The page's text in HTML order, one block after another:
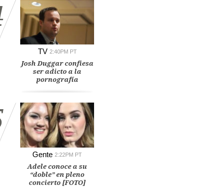
TV 2:40PM PT
Josh Duggar confiesa
ser adicto a la
pornografía
Gente 2:22PM PT
Adele conoce a su
“doble” en pleno
concierto [FOTO]